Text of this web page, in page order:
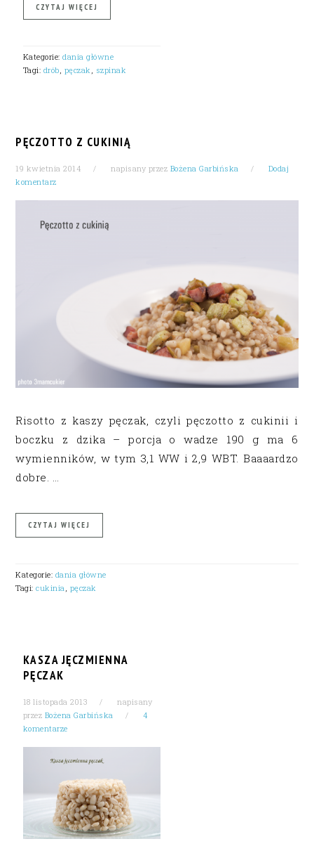
CZYTAJ WIĘCEJ
Kategorie:dania główne
Tagi: drób pęczak szpinak
PĘCZOTTO Z CUKINIĄ
19 kwietnia 2014 napisany przez Bożena Garbińska
Dodaj
komentarz
Risotto z kaszy pęczak, czyli pęczotto z cukinii i
boczku z dzika – porcja o wadze 190 g ma 6
wymienników, w tym 3,1 WW i 2,9 WBT. Baaaardzo
dobre. …
CZYTAJ WIĘCEJ
Kategorie: dania główne
Tagi:cukinia, pęczak
KASZA JĘCZMIENNA
PĘCZAK
18 listopada 2013
napisany
przez Bożena Garbińska
4
komentarze